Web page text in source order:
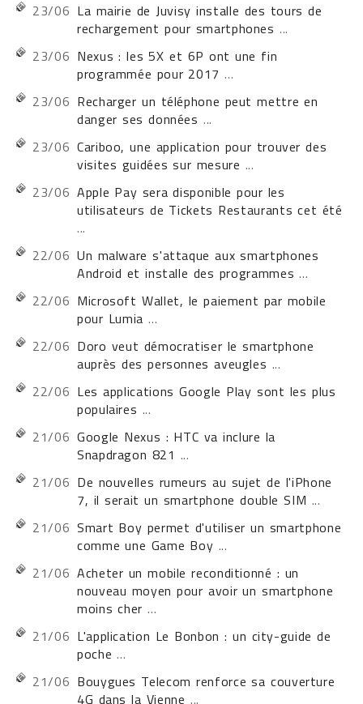
23/06 La mairie de Juvisy installe des tours de
rechargement pour smartphones ...
23/06 Nexus : les 5X et 6P ont une fin
programmée pour 2017 ...
23/06 Recharger un téléphone peut mettre en
danger ses données ...
23/06 Cariboo, une application pour trouver des
visites guidées sur mesure ...
23/06 Apple Pay sera disponible pour les
utilisateurs de Tickets Restaurants cet été
...
22/06 Un malware s'attaque aux smartphones
Android et installe des programmes ...
22/06 Microsoft Wallet, le paiement par mobile
pour Lumia ...
22/06 Doro veut démocratiser le smartphone
auprès des personnes aveugles ...
22/06 Les applications Google Play sont les plus
populaires ...
21/06 Google Nexus : HTC va inclure la
Snapdragon 821 ...
21/06 De nouvelles rumeurs au sujet de l'iPhone
7, il serait un smartphone double SIM ...
21/06 Smart Boy permet d'utiliser un smartphone
comme une Game Boy ...
21/06 Acheter un mobile reconditionné : un
nouveau moyen pour avoir un smartphone
moins cher ...
21/06 L'application Le Bonbon : un city-guide de
poche ...
21/06 Bouygues Telecom renforce sa couverture
4G dans la Vienne ...